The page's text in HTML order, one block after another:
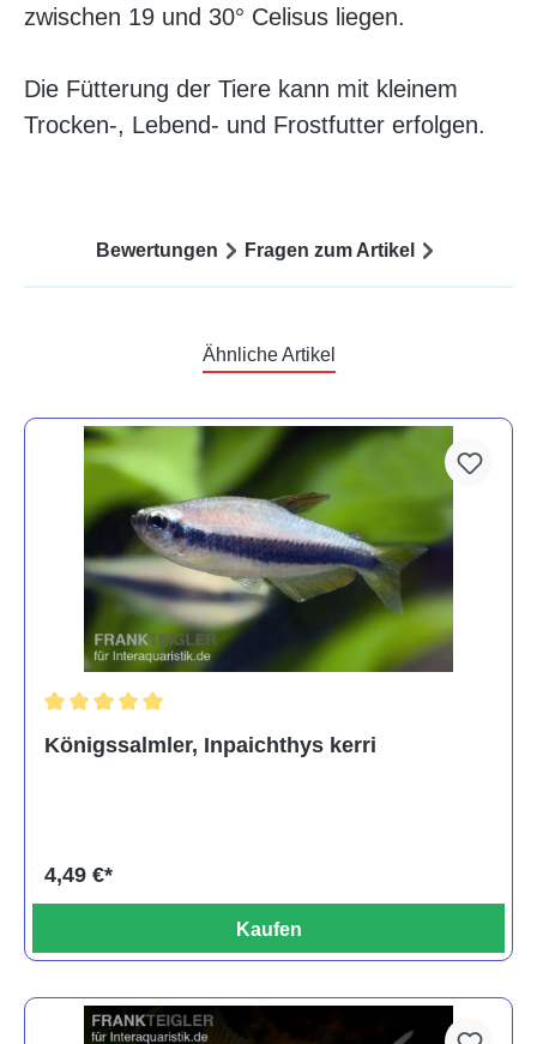
zwischen 19 und 30° Celisus liegen.
Die Fütterung der Tiere kann mit kleinem
Trocken-, Lebend- und Frostfutter erfolgen.
Bewertungen Fragen zum Artikel
Ähnliche Artikel
Königssalmler, Inpaichthys kerri
4,49 €*
Kaufen